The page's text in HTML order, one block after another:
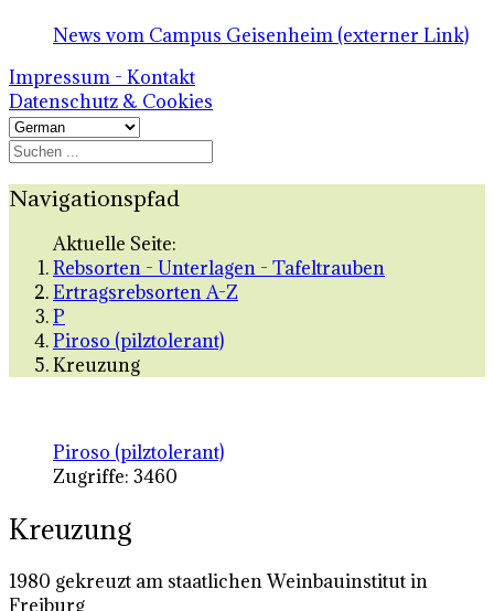
News vom Campus Geisenheim (externer Link)
Impressum - Kontakt
Datenschutz & Cookies
Navigationspfad
Aktuelle Seite:
Rebsorten - Unterlagen - Tafeltrauben
Ertragsrebsorten A-Z
P
Piroso (pilztolerant)
Kreuzung
Piroso (pilztolerant)
Zugriffe: 3460
Kreuzung
1980 gekreuzt am staatlichen Weinbauinstitut in
Freiburg